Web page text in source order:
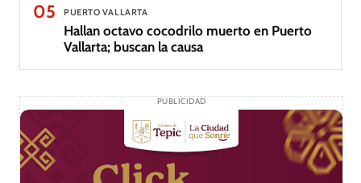
05 PUERTO VALLARTA
Hallan octavo cocodrilo muerto en Puerto
Vallarta; buscan la causa
PUBLICIDAD